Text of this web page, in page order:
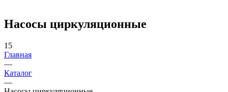
Насосы циркуляционные
15
Главная
—
Каталог
—